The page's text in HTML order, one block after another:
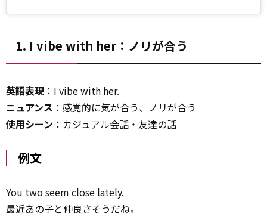
1. I vibe with her：ノリが合う
英語表現 ：I vibe with her.
ニュアンス ：感覚的に気が合う、ノリが合う
使用シーン ：カジュアル会話・友達の話
例文
You two seem close lately.
最近あの子と仲良さそうだね。